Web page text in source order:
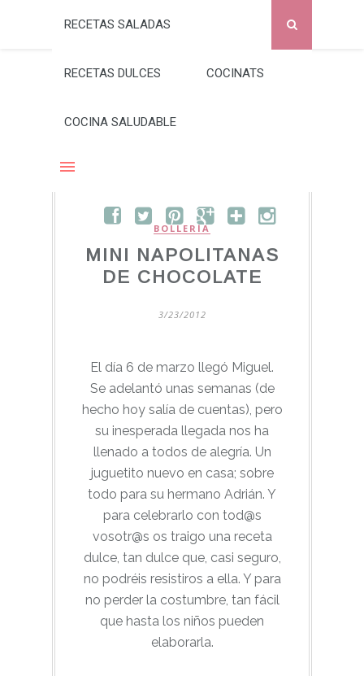
RECETAS SALADAS
RECETAS DULCES COCINATS
COCINA SALUDABLE
BOLLERÍA
MINI NAPOLITANAS
DE CHOCOLATE
3/23/2012
El día 6 de marzo llegó Miguel.
Se adelantó unas semanas (de
hecho hoy salía de cuentas), pero
su inesperada llegada nos ha
llenado a todos de alegría. Un
juguetito nuevo en casa; sobre
todo para su hermano Adrián. Y
para celebrarlo con tod@s
vosotr@s os traigo una receta
dulce, tan dulce que, casi seguro,
no podréis resistiros a ella. Y para
no perder la costumbre, tan fácil
que hasta los niños pueden
elaborarla.